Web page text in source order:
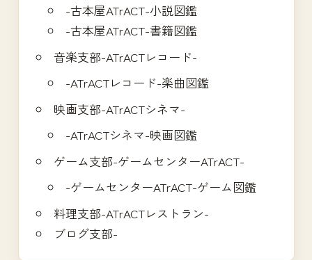
-古本屋ATrACT-小説図鑑
-古本屋ATrACT-書籍図鑑
音楽支部-ATrACTレコード-
-ATrACTレコード-楽曲図鑑
映画支部-ATrACTシネマ-
-ATrACTシネマ-映画図鑑
ゲーム支部-ゲームセンターATrACT-
-ゲームセンターATrACT-ゲーム図鑑
料理支部-ATrACTレストラン-
ブログ支部-